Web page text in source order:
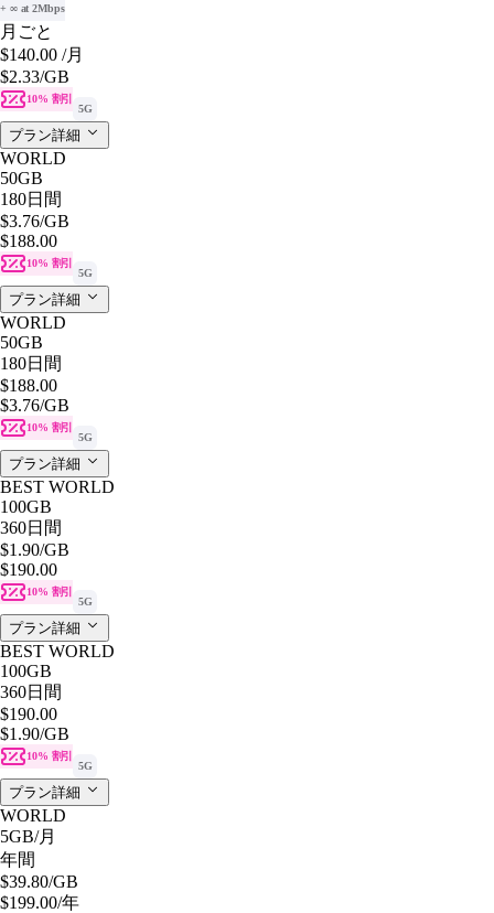
+ ∞ at 2Mbps
月ごと
$140.00 /月
$2.33/GB
10% 割引
5G
プラン詳細
WORLD
50GB
180日間
$3.76/GB
$188.00
10% 割引
5G
プラン詳細
WORLD
50GB
180日間
$188.00
$3.76/GB
10% 割引
5G
プラン詳細
BEST WORLD
100GB
360日間
$1.90/GB
$190.00
10% 割引
5G
プラン詳細
BEST WORLD
100GB
360日間
$190.00
$1.90/GB
10% 割引
5G
プラン詳細
WORLD
5GB/月
年間
$39.80/GB
$199.00/年